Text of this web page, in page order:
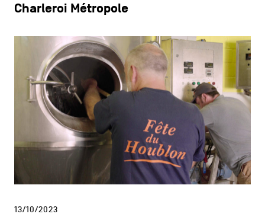
Charleroi Métropole
13/10/2023